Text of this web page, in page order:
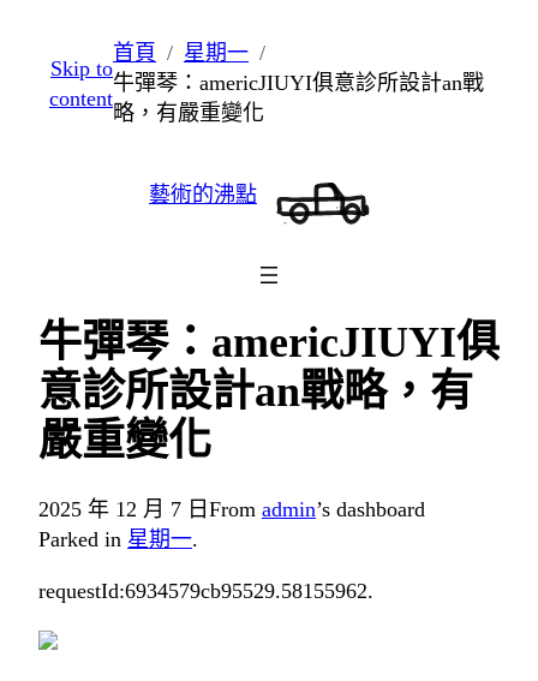
至
主
Skip to
content
首頁
星期一
牛彈琴：americJIUYI俱意診所設計an戰
略，有嚴重變化
藝術的沸點
牛彈琴：americJIUYI俱
意診所設計an戰略，有
嚴重變化
2025 年 12 月 7 日 From admin’s dashboard
Parked in 星期一.
requestId:6934579cb95529.58155962.